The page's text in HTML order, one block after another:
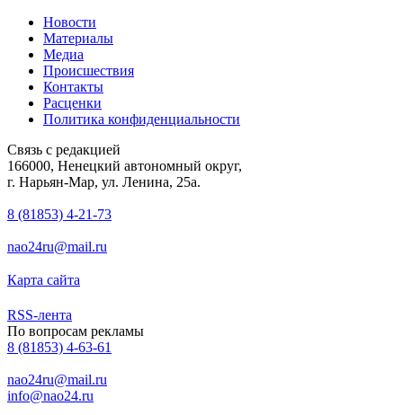
Новости
Материалы
Медиа
Происшествия
Контакты
Расценки
Политика конфиденциальности
Связь с редакцией
166000, Ненецкий автономный округ,
г. Нарьян-Мар, ул. Ленина, 25а.
8 (81853) 4-21-73
nao24ru@mail.ru
Карта сайта
RSS-лента
По вопросам рекламы
8 (81853) 4-63-61
nao24ru@mail.ru
info@nao24.ru